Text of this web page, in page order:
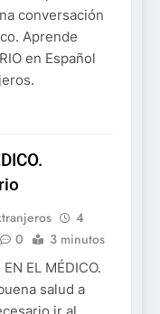
conversación
Aprende
en Español
4
0 3 minutos
EL MÉDICO.
salud a